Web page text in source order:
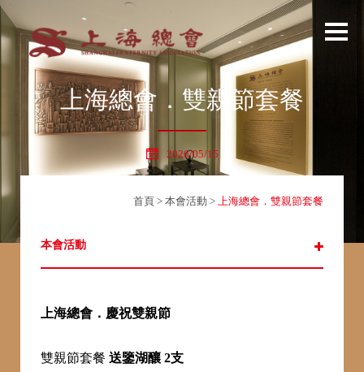
上海總會．雙親節套餐
2026/05/15
首頁 > 本會活動 > 上海總會．雙親節套餐
本會活動
上海總會．慶祝雙親節
雙親節套餐 送鑒湖釀 2支